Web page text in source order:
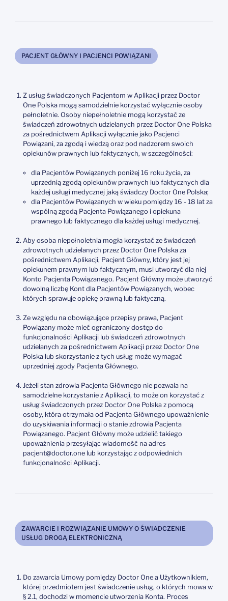
PACJENT GŁÓWNY I PACJENCI POWIĄZANI
Z usług świadczonych Pacjentom w Aplikacji przez Doctor
One Polska mogą samodzielnie korzystać wyłącznie osoby
pełnoletnie. Osoby niepełnoletnie mogą korzystać ze
świadczeń zdrowotnych udzielanych przez Doctor One Polska
za pośrednictwem Aplikacji wyłącznie jako Pacjenci
Powiązani, za zgodą i wiedzą oraz pod nadzorem swoich
opiekunów prawnych lub faktycznych, w szczególności:
dla Pacjentów Powiązanych poniżej 16 roku życia, za
uprzednią zgodą opiekunów prawnych lub faktycznych dla
każdej usługi medycznej jaką świadczy Doctor One Polska;
dla Pacjentów Powiązanych w wieku pomiędzy 16 - 18 lat za
wspólną zgodą Pacjenta Powiązanego i opiekuna
prawnego lub faktycznego dla każdej usługi medycznej.
Aby osoba niepełnoletnia mogła korzystać ze świadczeń
zdrowotnych udzielanych przez Doctor One Polska za
pośrednictwem Aplikacji, Pacjent Główny, który jest jej
opiekunem prawnym lub faktycznym, musi utworzyć dla niej
Konto Pacjenta Powiązanego. Pacjent Główny może utworzyć
dowolną liczbę Kont dla Pacjentów Powiązanych, wobec
których sprawuje opiekę prawną lub faktyczną.
Ze względu na obowiązujące przepisy prawa, Pacjent
Powiązany może mieć ograniczony dostęp do
funkcjonalności Aplikacji lub świadczeń zdrowotnych
udzielanych za pośrednictwem Aplikacji przez Doctor One
Polska lub skorzystanie z tych usług może wymagać
uprzedniej zgody Pacjenta Głównego.
Jeżeli stan zdrowia Pacjenta Głównego nie pozwala na
samodzielne korzystanie z Aplikacji, to może on korzystać z
usług świadczonych przez Doctor One Polska z pomocą
osoby, która otrzymała od Pacjenta Głównego upoważnienie
do uzyskiwania informacji o stanie zdrowia Pacjenta
Powiązanego. Pacjent Główny może udzielić takiego
upoważnienia przesyłając wiadomość na adres
pacjent@doctor.one lub korzystając z odpowiednich
funkcjonalności Aplikacji.
ZAWARCIE I ROZWIĄZANIE UMOWY O ŚWIADCZENIE
USŁUG DROGĄ ELEKTRONICZNĄ
Do zawarcia Umowy pomiędzy Doctor One a Użytkownikiem,
której przedmiotem jest świadczenie usług, o których mowa w
§ 2.1, dochodzi w momencie utworzenia Konta. Proces